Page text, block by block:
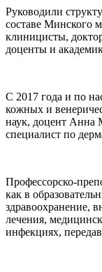
Руководили
составе Минского
клиницисты,
доценты и
С 2017 года и по
кожных и
наук, доцент Анна
специалист по
Профессорско-
как в
здравоохранение,
лечения,
инфекциях,